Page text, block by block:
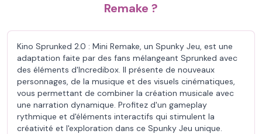
Remake ?
Kino Sprunked 2.0 : Mini Remake, un Spunky Jeu, est une
adaptation faite par des fans mélangeant Sprunked avec
des éléments d'Incredibox. Il présente de nouveaux
personnages, de la musique et des visuels cinématiques,
vous permettant de combiner la création musicale avec
une narration dynamique. Profitez d'un gameplay
rythmique et d'éléments interactifs qui stimulent la
créativité et l'exploration dans ce Spunky Jeu unique.